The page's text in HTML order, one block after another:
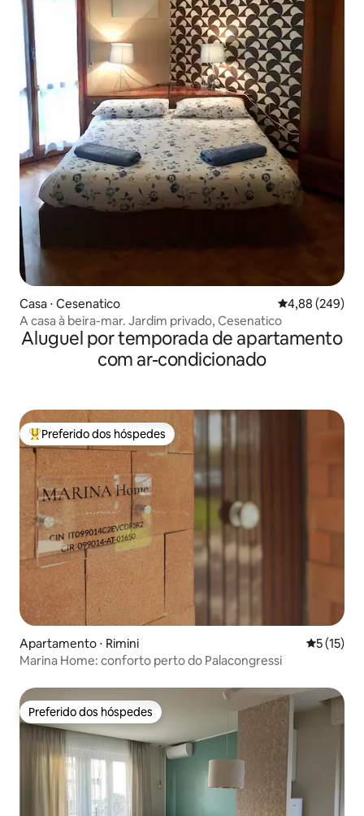
Casa ⋅ Cesenatico 4,88 de uma
4,88 (249)
A casa à beira-mar. Jardim privado, Cesenatico
Aluguel por temporada de apartamento
com ar-condicionado
Entre os melhores preferidos dos hóspedes
Preferido dos hóspedes
Apartamento ⋅ Rimini 5 de uma
5 (15)
Marina Home: conforto perto do Palacongressi
Preferido dos hóspedes
Preferido dos hóspedes